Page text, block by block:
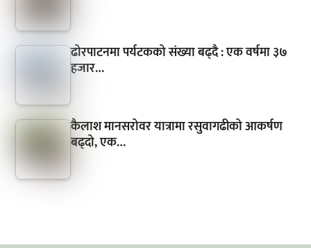
ढोरपाटनमा पर्यटकको संख्या बढ्दै : एक वर्षमा ३७
हजार…
कैलाश मानसरोवर यात्रामा रसुवागढीको आकर्षण
बढ्दो, एक…